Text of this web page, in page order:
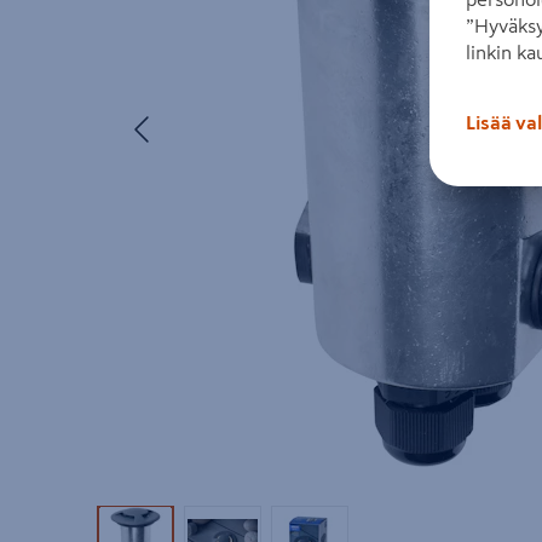
linkin
Lisää